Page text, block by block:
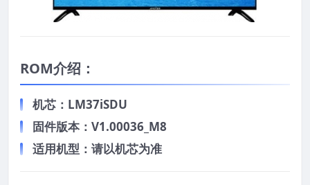
ROM介绍：
机芯：LM37iSDU
固件版本：V1.00036_M8
适用机型：请以机芯为准